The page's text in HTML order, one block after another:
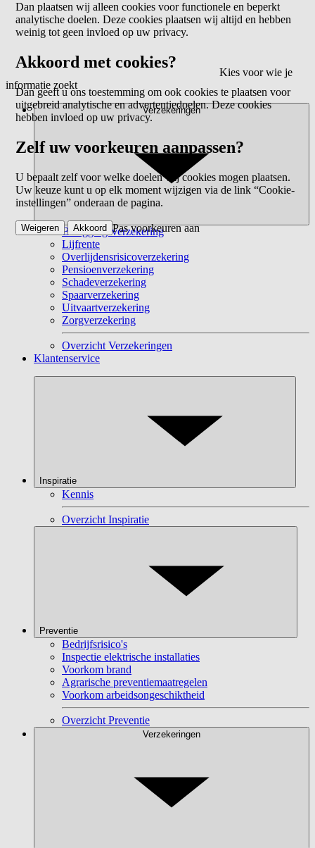
Kies voor wie je
informatie zoekt
Verzekeringen
Beleggingsverzekering
Lijfrente
Overlijdensrisicoverzekering
Pensioenverzekering
Schadeverzekering
Spaarverzekering
Uitvaartverzekering
Zorgverzekering
Overzicht Verzekeringen
Klantenservice
Inspiratie
Kennis
Overzicht Inspiratie
Preventie
Bedrijfsrisico's
Inspectie elektrische installaties
Voorkom brand
Agrarische preventiemaatregelen
Voorkom arbeidsongeschiktheid
Overzicht Preventie
Verzekeringen
Dan plaatsen wij alleen cookies voor functionele en beperkt
analytische doelen. Deze cookies plaatsen wij altijd en hebben
weinig tot geen invloed op uw privacy.
Akkoord met cookies?
Dan geeft u ons toestemming om ook cookies te plaatsen voor
uitgebreid analytische en advertentiedoelen. Deze cookies
hebben invloed op uw privacy.
Zelf uw voorkeuren aanpassen?
U bepaalt zelf voor welke doelen wij cookies mogen plaatsen.
Uw keuze kunt u op elk moment wijzigen via de link “Cookie-
instellingen” onderaan de pagina.
Pas voorkeuren aan
Weigeren Akkoord